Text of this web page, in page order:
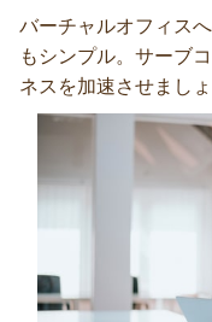
大阪ビジネス
フィスのお
バーチャルオフィス
もシンプル。サーブ